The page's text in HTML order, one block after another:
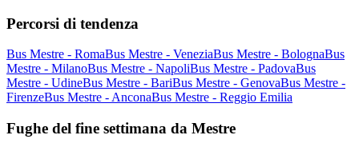
Percorsi di tendenza
Bus Mestre - RomaBus Mestre - VeneziaBus Mestre - BolognaBus
Mestre - MilanoBus Mestre - NapoliBus Mestre - PadovaBus
Mestre - UdineBus Mestre - BariBus Mestre - GenovaBus Mestre -
FirenzeBus Mestre - AnconaBus Mestre - Reggio Emilia
Fughe del fine settimana da Mestre